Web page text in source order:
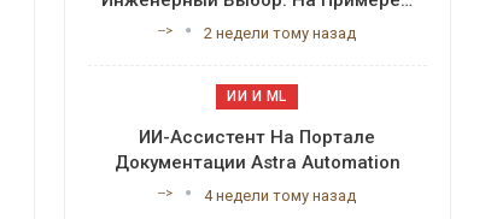
--> 2 недели тому назад
ИИ И ML
ИИ-Ассистент На Портале
Документации Astra Automation
--> 4 недели тому назад